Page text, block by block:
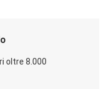
oltre 8.000